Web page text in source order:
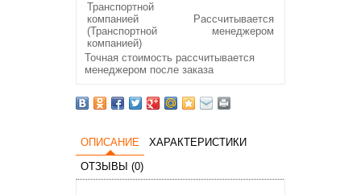
Транспортной
компанией
(Транспортной
компанией)
Рассчитывается
менеджером
Точная стоимость рассчитывается
менеджером после заказа
ОПИСАНИЕ
ХАРАКТЕРИСТИКИ
ОТЗЫВЫ (0)